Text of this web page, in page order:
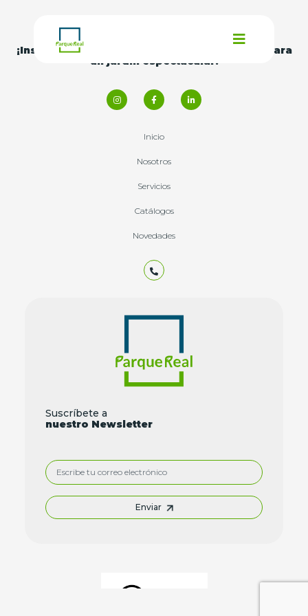
¡Inspírate con nuestras
para
un jardín espectacular!
Inicio
Nosotros
Servicios
Catálogos
Novedades
Suscríbete a
nuestro Newsletter
Enviar